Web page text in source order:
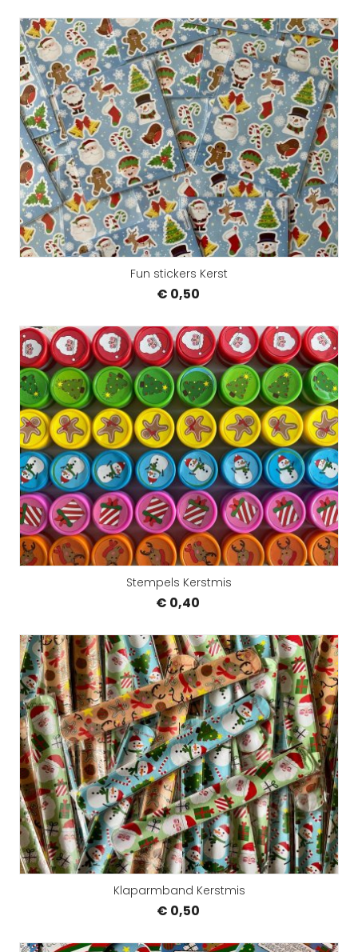
Fun stickers Kerst
€ 0,50
Stempels Kerstmis
€ 0,40
Klaparmband Kerstmis
€ 0,50